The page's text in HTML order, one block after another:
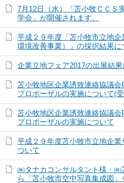
7月12日（水）「苫小牧ＣＣＳ
学会」が開催されます。
平成２９年度「苫小牧市立地
環境改善事業）」の採択結果に
企業立地フェア2017の出展結果
苫小牧地区企業誘致連絡協議
プロポーザルの実施について(
苫小牧地区企業誘致連絡協議
プロポーザルの実施について
平成２９年度苫小牧市立地企
ついて
㈱タナカコンサルタント様・
ら「苫小牧市空中写真集成図